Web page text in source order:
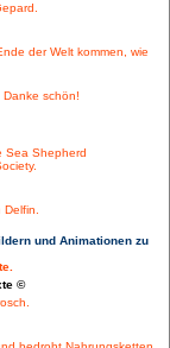
der Welt kommen, wie
Danke schön!
Sea Shepherd
Delfin.
und Animationen zu
©